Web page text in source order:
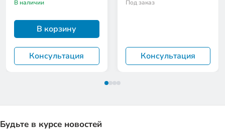
В наличии
В корзину
Консультация
Под заказ
Консультация
Будьте в курсе новостей